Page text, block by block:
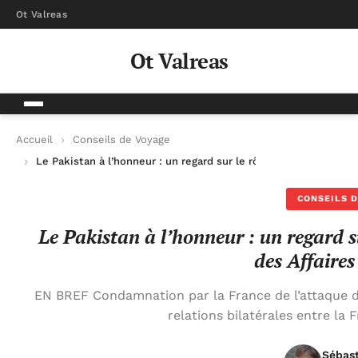
Ot Valreas
Ot Valreas
Accueil
Conseils de Voyage
Le Pakistan à l’honneur : un regard sur le rôle du ministère
CONSEILS
Le Pakistan à l’honneur : un regard
des
EN BREF Condamnation par la France de
relations bilatérales entre la